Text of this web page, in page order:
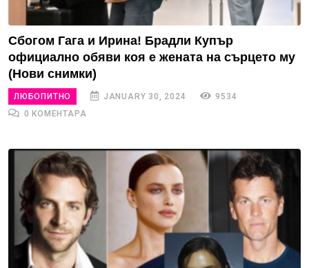
Сбогом Гага и Ирина! Брадли Купър
официално обяви коя е жената на сърцето му
(Нови снимки)
ЛЮБОПИТНО JANUARY 30, 2024
9534
0 КОМЕНТАРА